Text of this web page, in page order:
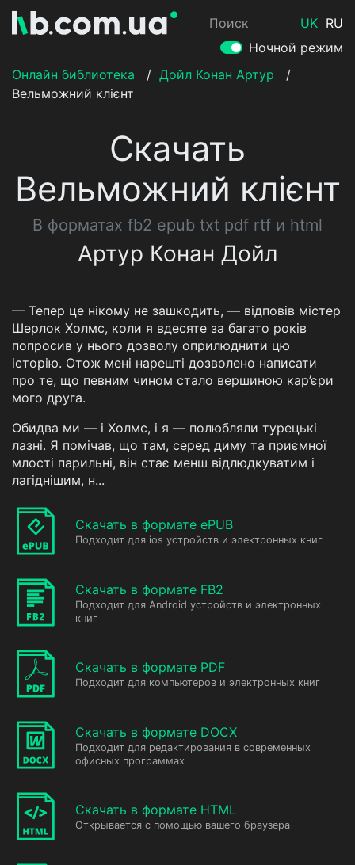
Поиск UK RU
Ночной режим
Онлайн библиотека
/ Дойл Конан Артур
/
Вельможний клієнт
Скачать
Вельможний клієнт
В форматах fb2 epub txt pdf rtf и html
Артур Конан Дойл
— Тепер це нікому не зашкодить, — відповів містер
Шерлок Холмс, коли я вдесяте за багато років
попросив у нього дозволу оприлюднити цю
історію. Отож мені нарешті дозволено написати
про те, що певним чином стало вершиною кар’єри
мого друга.
Обидва ми — і Холмс, і я — полюбляли турецькі
лазні. Я помічав, що там, серед диму та приємної
млості парильні, він стає менш відлюдкуватим і
лагіднішим, н...
Скачать в формате ePUB
Подходит для ios устройств и электронных книг
Скачать в формате FB2
Подходит для Android устройств и электронных
книг
Скачать в формате PDF
Подходит для компьютеров и электронных книг
Скачать в формате DOCX
Подходит для редактирования в современных
офисных программах
Скачать в формате HTML
Открывается с помощью вашего браузера